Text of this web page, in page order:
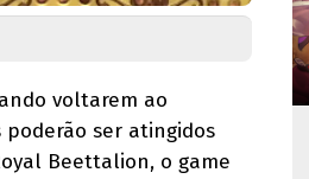
voltarem ao
poderão ser atingidos
Beettalion, o game